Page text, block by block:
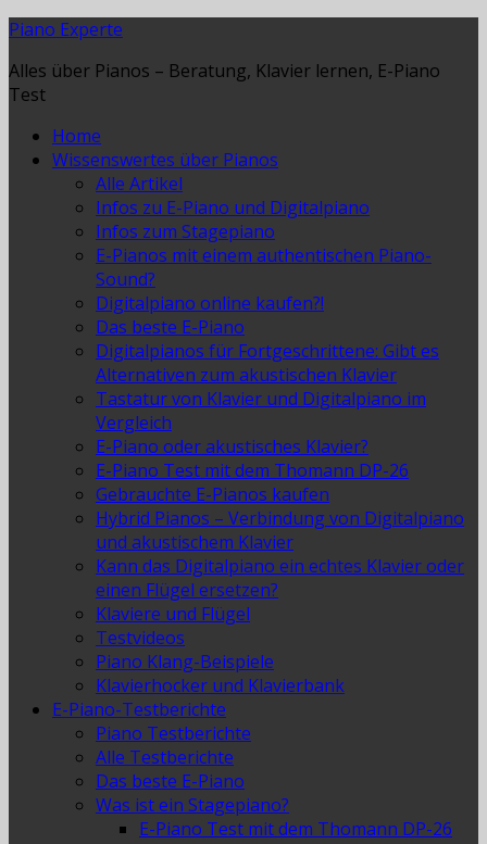
Piano Experte
Alles über Pianos – Beratung, Klavier lernen, E-Piano
Test
Home
Wissenswertes über Pianos
Alle Artikel
Infos zu E-Piano und Digitalpiano
Infos zum Stagepiano
E-Pianos mit einem authentischen Piano-
Sound?
Digitalpiano online kaufen?!
Das beste E-Piano
Digitalpianos für Fortgeschrittene: Gibt es
Alternativen zum akustischen Klavier
Tastatur von Klavier und Digitalpiano im
Vergleich
E-Piano oder akustisches Klavier?
E-Piano Test mit dem Thomann DP-26
Gebrauchte E-Pianos kaufen
Hybrid Pianos – Verbindung von Digitalpiano
und akustischem Klavier
Kann das Digitalpiano ein echtes Klavier oder
einen Flügel ersetzen?
Klaviere und Flügel
Testvideos
Piano Klang-Beispiele
Klavierhocker und Klavierbank
E-Piano-Testberichte
Piano Testberichte
Alle Testberichte
Das beste E-Piano
Was ist ein Stagepiano?
E-Piano Test mit dem Thomann DP-26